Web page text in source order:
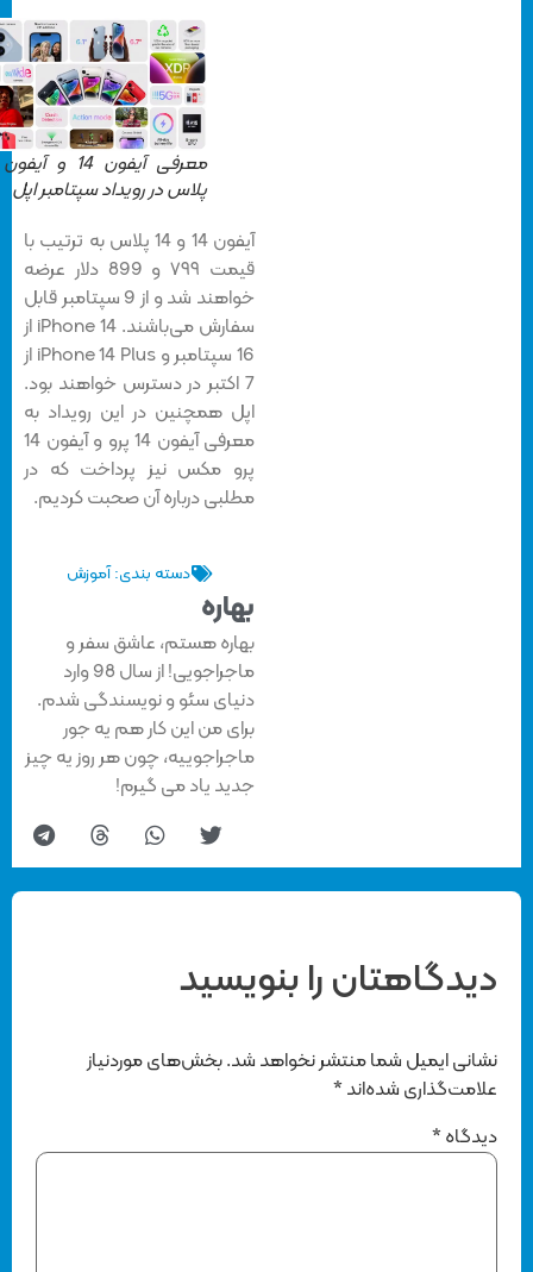
معرفی آیفون 14 و آیفون 14
پلاس در رویداد سپتامبر اپل
آیفون 14 و 14 پلاس به ترتیب با
قیمت ۷۹۹ و 899 دلار عرضه
خواهند شد و از 9 سپتامبر قابل
سفارش می‌باشند. iPhone 14 از
16 سپتامبر و iPhone 14 Plus از
7 اکتبر در دسترس خواهند بود.
اپل همچنین در این رویداد به
معرفی آیفون 14 پرو و آیفون 14
پرو مکس نیز پرداخت که در
مطلبی درباره آن صحبت کردیم.
دسته بندی:آموزش
بهاره
بهاره هستم، عاشق سفر و
ماجراجویی! از سال 98 وارد
دنیای سئو و نویسندگی شدم.
برای من این کار هم یه جور
ماجراجوییه، چون هر روز یه چیز
جدید یاد می گیرم!
دیدگاهتان را بنویسید
نشانی ایمیل شما منتشر نخواهد شد. بخش‌های موردنیاز
علامت‌گذاری شده‌اند*
دیدگاه*